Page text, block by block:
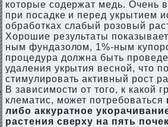
которые содержат медь. Очень
при посадке и перед укрытием
обработках слабый розовый
Хорошие результаты
ным фундазолом, 1%-ным
процедура должна быть
удаления укрытия весной, что
стимулировать активный рост
В зависимости от того, к какой
клематис, может потребоваться
либо аккуратное
растения сверху на пять